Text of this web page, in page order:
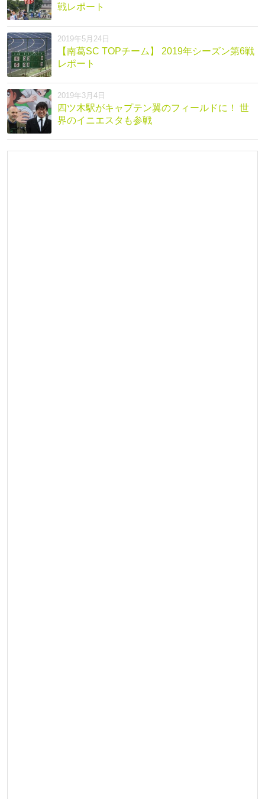
戦レポート
2019年5月24日
【南葛SC TOPチーム】 2019年シーズン第6戦
レポート
2019年3月4日
四ツ木駅がキャプテン翼のフィールドに！ 世
界のイニエスタも参戦